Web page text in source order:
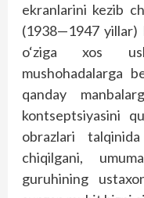
ekranlarini kezib
(1938—1947 yillar)
o‘ziga xos
mushohadalarga
qanday
kontseptsiyasini
obrazlari
chiqilgani,
guruhining